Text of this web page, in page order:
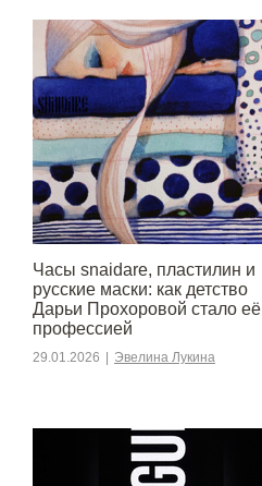
Часы snaidare, пластилин и
русские маски: как детство
Дарьи Прохоровой стало её
профессией
29.01.2026 Эвелина Лукина